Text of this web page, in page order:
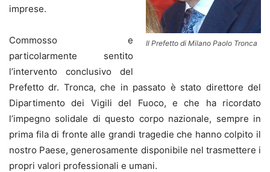
Il Prefetto di Milano Paolo Tronca
imprese.
Commosso e
particolarmente sentito
l’intervento conclusivo del
Prefetto dr. Tronca, che in passato è stato direttore del
Dipartimento dei Vigili del Fuoco, e che ha ricordato
l’impegno solidale di questo corpo nazionale, sempre in
prima fila di fronte alle grandi tragedie che hanno colpito il
nostro Paese, generosamente disponibile nel trasmettere i
propri valori professionali e umani.